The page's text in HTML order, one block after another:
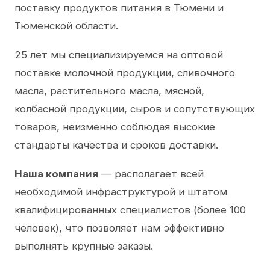
поставку продуктов питания в Тюмени и
Тюменской области.
25 лет мы специализируемся на оптовой
поставке молочной продукции, сливочного
масла, растительного масла, мясной,
колбасной продукции, сыров и сопутствующих
товаров, неизменно соблюдая высокие
стандарты качества и сроков доставки.
Наша компания — располагает всей
необходимой инфраструктурой и штатом
квалифицированных специалистов (более 100
человек), что позволяет нам эффективно
выполнять крупные заказы.